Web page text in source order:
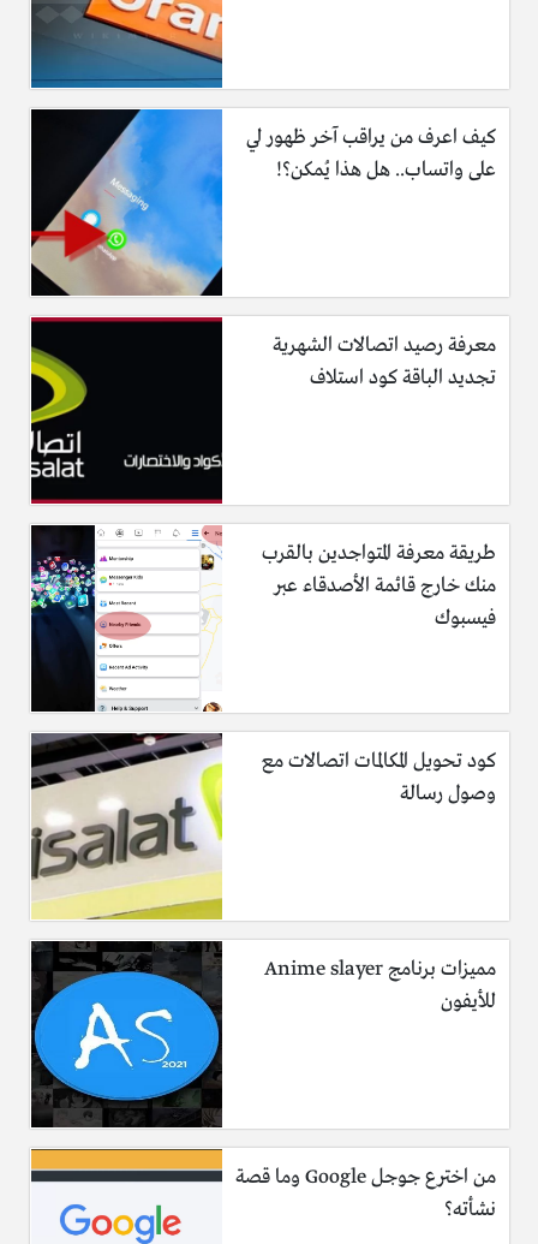
كيف اعرف من يراقب آخر ظهور لي
على واتساب.. هل هذا يُمكن؟!
معرفة رصيد اتصالات الشهرية
تجديد الباقة كود استلاف
طريقة معرفة المتواجدين بالقرب
منك خارج قائمة الأصدقاء عبر
فيسبوك
كود تحويل المكالمات اتصالات مع
وصول رسالة
مميزات برنامج Anime slayer
للأيفون
من اخترع جوجل Google وما قصة
نشأته؟